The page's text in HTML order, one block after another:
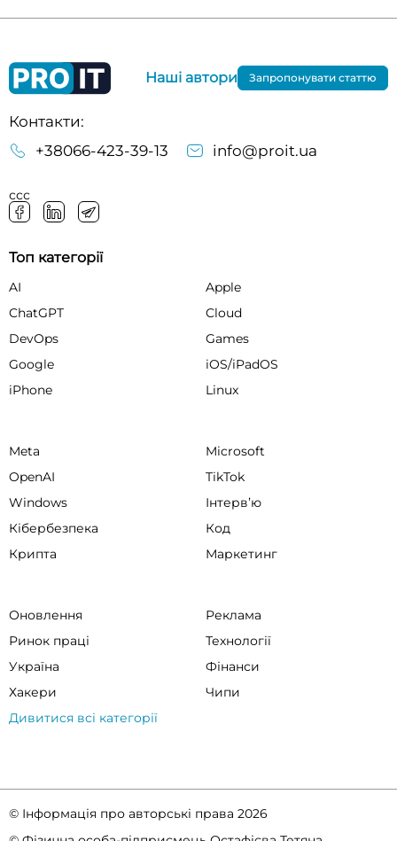
Контакти:
+38066-423-39-13
info@proit.ua
ссс
Наші автори Запропонувати статтю
Топ категорії
AI
Apple
ChatGPT
Cloud
DevOps
Games
Google
iOS/iPadOS
iPhone
Linux
Meta
Microsoft
OpenAI
TikTok
Windows
Інтервʼю
Кібербезпека
Код
Крипта
Маркетинг
Оновлення
Реклама
Ринок праці
Технології
Україна
Фінанси
Хакери
Чипи
Дивитися всі категорії
© Інформація про авторські права 2026